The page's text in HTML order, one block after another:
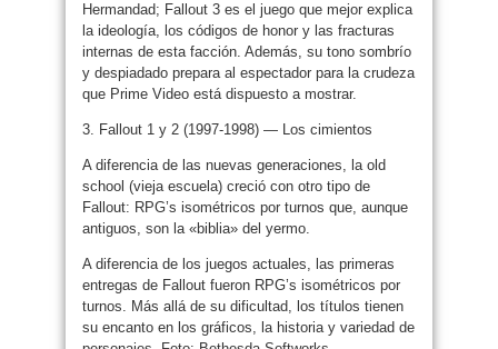
Hermandad; Fallout 3 es el juego que mejor explica
la ideología, los códigos de honor y las fracturas
internas de esta facción. Además, su tono sombrío
y despiadado prepara al espectador para la crudeza
que Prime Video está dispuesto a mostrar.
3. Fallout 1 y 2 (1997-1998) — Los cimientos
A diferencia de las nuevas generaciones, la old
school (vieja escuela) creció con otro tipo de
Fallout: RPG’s isométricos por turnos que, aunque
antiguos, son la «biblia» del yermo.
A diferencia de los juegos actuales, las primeras
entregas de Fallout fueron RPG’s isométricos por
turnos. Más allá de su dificultad, los títulos tienen
su encanto en los gráficos, la historia y variedad de